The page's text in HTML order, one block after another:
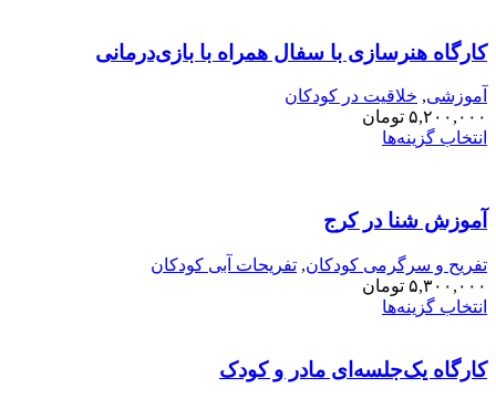
هنرسازی با سفال همراه با بازی‌درمانی
, خلاقیت در کودکان
تومان
گزینه‌ها
شنا در کرج
و سرگرمی کودکان,تفریحات آبی کودکان
تومان
گزینه‌ها
یک‌جلسه‌ای مادر و کودک